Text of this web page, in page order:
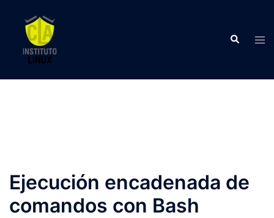
contenido
Buscar
Ejecución encadenada de
comandos con Bash